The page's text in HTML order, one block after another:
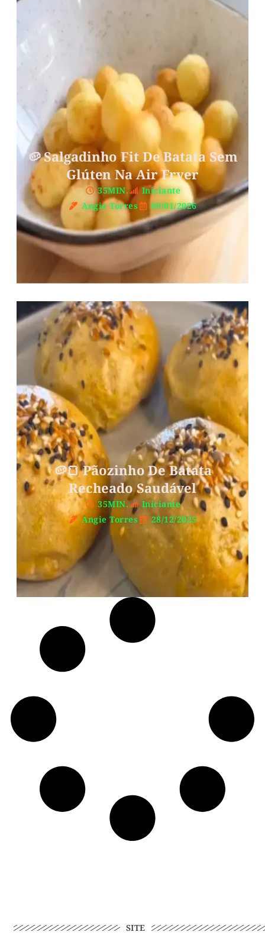
🥔 Salgadinho Fit De Batata Sem
Glúten Na Air Fryer
35MIN.
Iniciante
Angie Torres
09/01/2026
🥔🍞 Pãozinho De Batata
Recheado Saudável
35MIN.
Iniciante
Angie Torres
28/12/2025
SITE